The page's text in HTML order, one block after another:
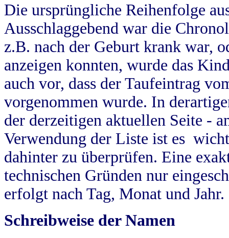
Die ursprüngliche Reihenfolge
Ausschlaggebend war die
z.B. nach der Geburt krank war,
anzeigen konnten, wurde das
auch vor, dass der Taufeintrag
vorgenommen wurde. In
der derzeitigen aktuellen Seite -
Verwendung der Liste ist es
dahinter zu überprüfen. Eine
technischen Gründen nur
erfolgt nach Tag, Monat und Jahr.
Schreibweise der Namen